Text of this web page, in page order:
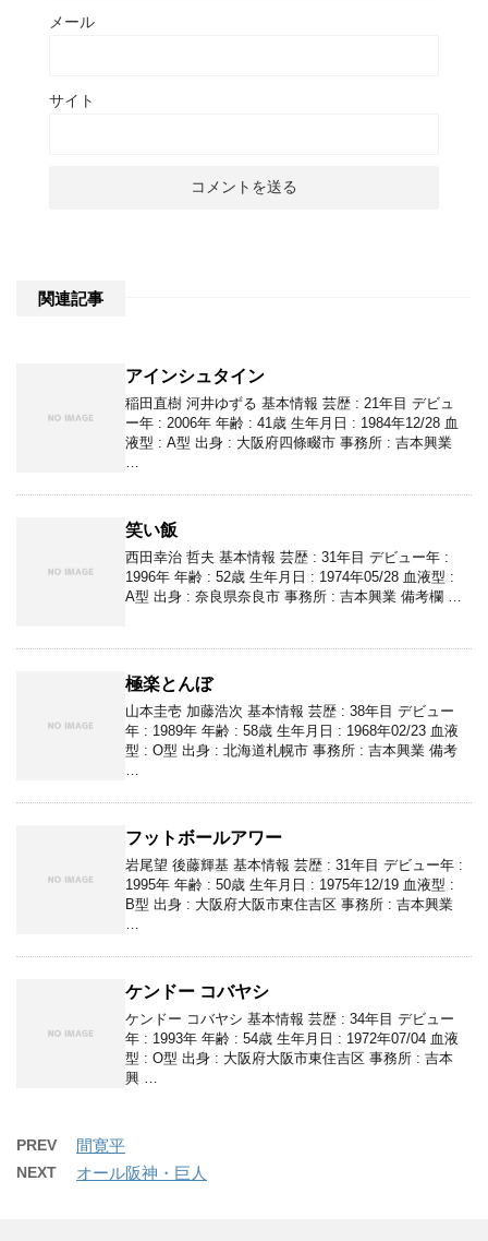
メール
サイト
関連記事
アインシュタイン
稲田直樹 河井ゆずる 基本情報 芸歴 : 21年目 デビュ
ー年 : 2006年 年齢 : 41歳 生年月日 : 1984年12/28 血
液型 : A型 出身 : 大阪府四條畷市 事務所 : 吉本興業
笑い飯
西田幸治 哲夫 基本情報 芸歴 : 31年目 デビュー年 :
1996年 年齢 : 52歳 生年月日 : 1974年05/28 血液型 :
A型 出身 : 奈良県奈良市 事務所 : 吉本興業 備考欄 …
極楽とんぼ
山本圭壱 加藤浩次 基本情報 芸歴 : 38年目 デビュー
年 : 1989年 年齢 : 58歳 生年月日 : 1968年02/23 血液
型 : O型 出身 : 北海道札幌市 事務所 : 吉本興業 備考
フットボールアワー
岩尾望 後藤輝基 基本情報 芸歴 : 31年目 デビュー年 :
1995年 年齢 : 50歳 生年月日 : 1975年12/19 血液型 :
B型 出身 : 大阪府大阪市東住吉区 事務所 : 吉本興業
ケンドー コバヤシ
ケンドー コバヤシ 基本情報 芸歴 : 34年目 デビュー
年 : 1993年 年齢 : 54歳 生年月日 : 1972年07/04 血液
型 : O型 出身 : 大阪府大阪市東住吉区 事務所 : 吉本
興 …
PREV 間寛平
NEXT オール阪神・巨人